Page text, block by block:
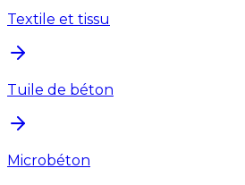
Textile et tissu
Tuile de béton
Microbéton